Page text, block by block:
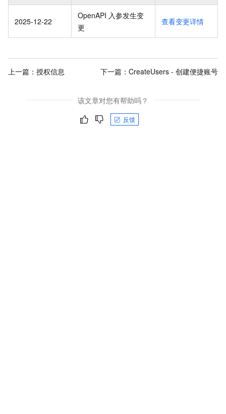
2025-12-22
OpenAPI 入参发生变
更
查看变更详情
上一篇： 授权信息 下一篇： CreateUsers - 创建便捷账号
该文章对您有帮助吗？
反馈